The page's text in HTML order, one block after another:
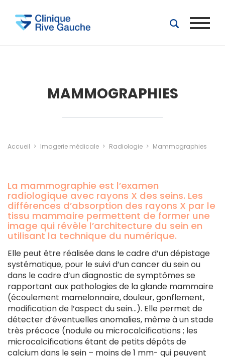
MAMMOGRAPHIES
Accueil Imagerie médicale Radiologie Mammographies
La mammographie est l’examen
radiologique avec rayons X des seins. Les
différences d’absorption des rayons X par le
tissu mammaire permettent de former une
image qui révèle l’architecture du sein en
utilisant la technique du numérique.
Elle peut être réalisée dans le cadre d’un dépistage
systématique, pour le suivi d’un cancer du sein ou
dans le cadre d’un diagnostic de symptômes se
rapportant aux pathologies de la glande mammaire
(écoulement mamelonnaire, douleur, gonflement,
modification de l’aspect du sein…). Elle permet de
détecter d’éventuelles anomalies, même à un stade
très précoce (nodule ou microcalcifications ; les
microcalcifications étant de petits dépôts de
calcium dans le sein – moins de 1 mm- qui peuvent